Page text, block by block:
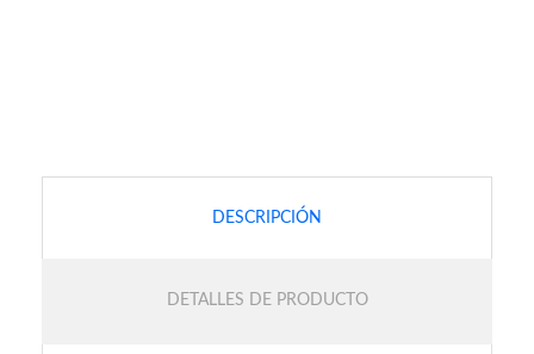
DESCRIPCIÓN
DETALLES DE PRODUCTO